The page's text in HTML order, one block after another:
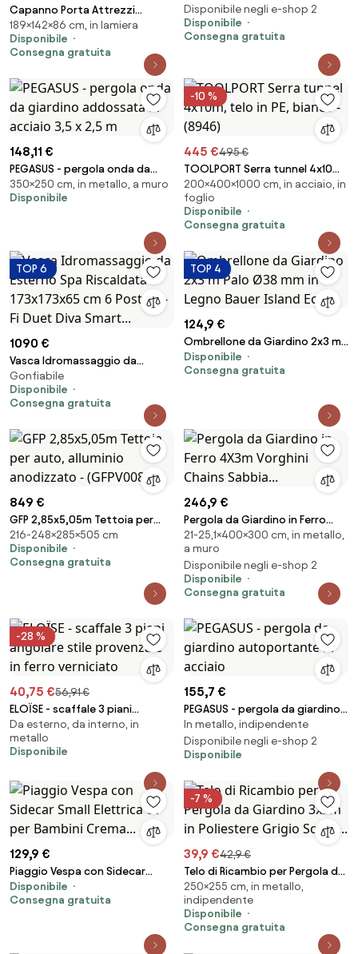
Capanno Porta Attrezzi
142x86x189 cm con Tetto
Inclinato e Porta Bloccabile in
Metallo Marrone...
189×142×86 cm, in lamiera
Disponibile
Consegna gratuita
263x228 cm, antracite -
(GFPV00905)
Disponibile negli e-shop 2
Disponibile
Consegna gratuita
148,11 €
PEGASUS - pergola onda da
giardino addossata in acciaio
3,5 x 2,5 m
350×250 cm, in metallo, a muro
Disponibile
-10 %
445 €495 €
TOOLPORT Serra tunnel 4x10m,
telo in PE, bianco - (8946)
200×400×1000 cm, in acciaio, in
foglio
Disponibile
Consegna gratuita
TOP 6
1090 €
Vasca Idromassaggio da
Esterno Spa Riscaldata
173x173x65 cm 6 Posti Wi-Fi
Duet Diva Smart...
Gonfiabile
Disponibile
Consegna gratuita
TOP 4
124,9 €
Ombrellone da Giardino 2x3 m
Palo Ø38 mm in Legno Bauer
Island Ecrù...
Disponibile
Consegna gratuita
849 €
GFP 2,85x5,05m Tettoia per
auto, alluminio anodizzato -
(GFPV00803)
216-248×285×505 cm
Disponibile
Consegna gratuita
246,9 €
Pergola da Giardino in Ferro
4X3m Vorghini Chains Sabbia...
21-25,1×400×300 cm, in metallo,
a muro
Disponibile negli e-shop 2
Disponibile
Consegna gratuita
-28 %
40,75 €56,91 €
ELOÏSE - scaffale 3 piani
angolare stile provenzale in
ferro verniciato
Da esterno, da interno, in
metallo
Disponibile
155,7 €
PEGASUS - pergola da giardino
autoportante in acciaio
In metallo, indipendente
Disponibile negli e-shop 2
Disponibile
129,9 €
Piaggio Vespa con Sidecar
Small Elettrica 6V per Bambini
Crema...
Disponibile
Consegna gratuita
-7 %
39,9 €42,9 €
Telo di Ricambio per Pergola da
Giardino 3x3m in Poliestere
Grigio Scuro...
250×255 cm, in metallo,
indipendente
Disponibile
Consegna gratuita